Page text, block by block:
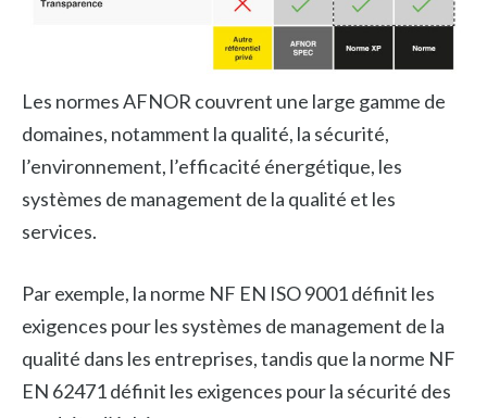
Les normes AFNOR couvrent une large gamme de
domaines, notamment la qualité, la sécurité,
l’environnement, l’efficacité énergétique, les
systèmes de management de la qualité et les
services.
Par exemple, la norme NF EN ISO 9001 définit les
exigences pour les systèmes de management de la
qualité dans les entreprises, tandis que la norme NF
EN 62471 définit les exigences pour la sécurité des